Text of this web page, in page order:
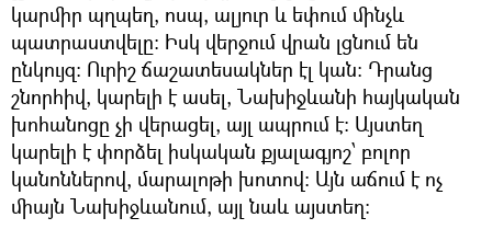
կարմիր պղպեղ, ոսպ, ալյուր և եփում մինչև
պատրաստվելը։ Իսկ վերջում վրան լցնում են
ընկույզ։ Ուրիշ ճաշատեսակներ էլ կան։ Դրանց
շնորհիվ, կարելի է ասել, Նախիջևանի հայկական
խոհանոցը չի վերացել, այլ ապրում է։ Այստեղ
կարելի է փորձել իսկական քյալագյոշ՝ բոլոր
կանոններով, մարալոթի խոտով։ Այն աճում է ոչ
միայն Նախիջևանում, այլ նաև այստեղ։